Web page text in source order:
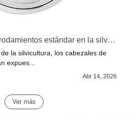
¿Por qué fallan los rodamientos estándar en la silvicultura?: La importancia de la resistencia al impacto en los cabezales de las cosechadoras.
la silvicultura, los cabezales de
expues...
Abr 14, 2026
Ver más